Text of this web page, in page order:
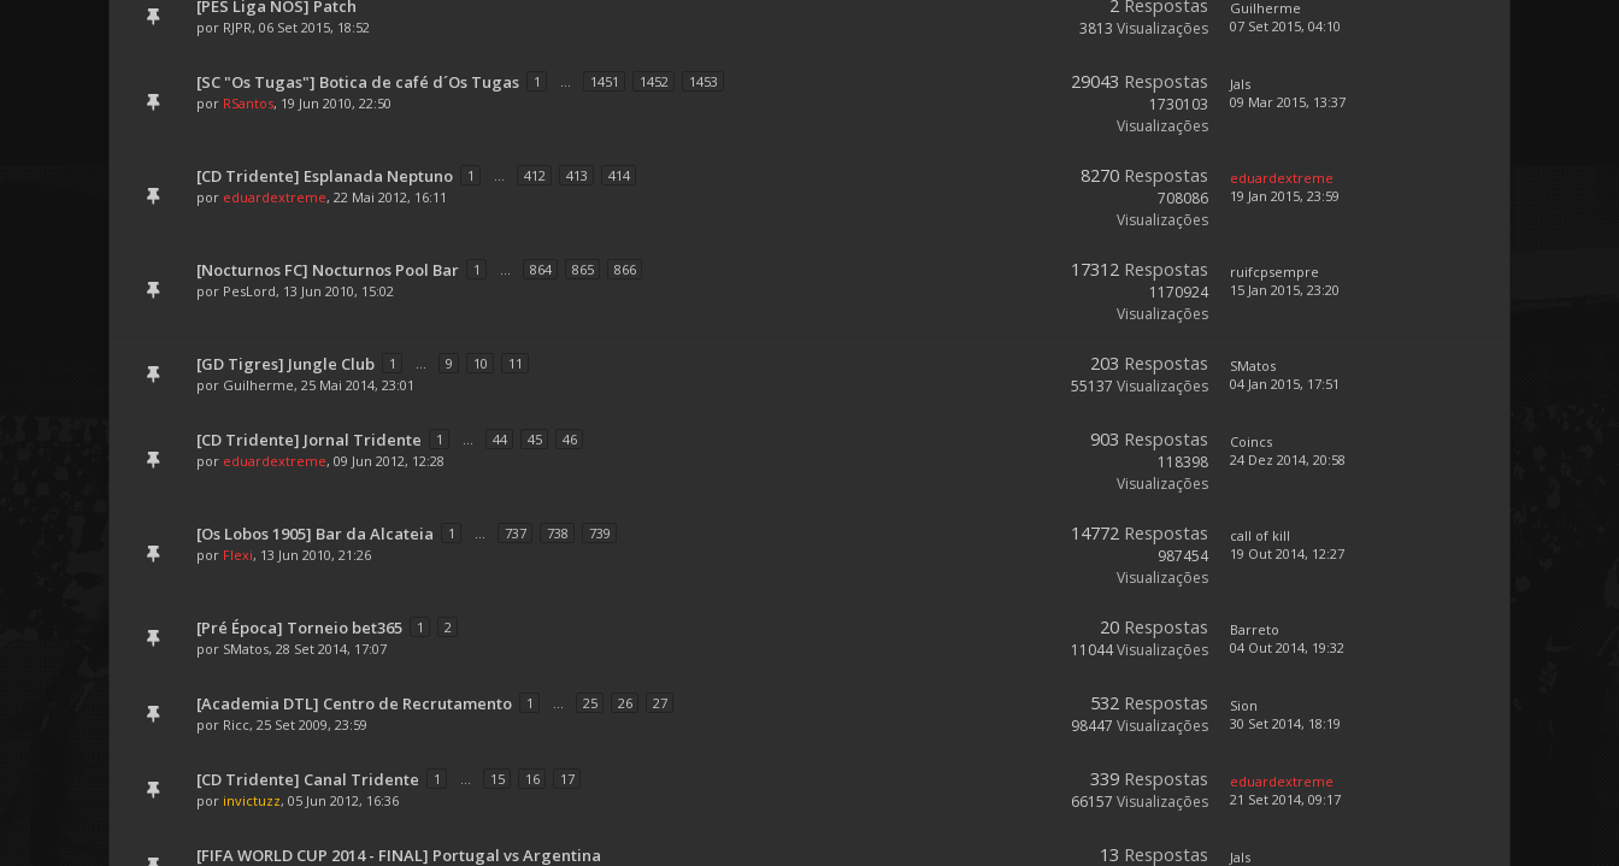
[PES Liga NOS] Patch
por RJPR, 06 Set 2015, 18:52
2 Respostas
3813 Visualizações
Guilherme
07 Set 2015, 04:10
[SC "Os Tugas"] Botica de café d´Os Tugas 1 ... 1451 1452
1453
por RSantos, 19 Jun 2010, 22:50
29043 Respostas
1730103
Visualizações
Jals
09 Mar 2015, 13:37
[CD Tridente] Esplanada Neptuno 1 ... 412 413
414
por eduardextreme, 22 Mai 2012, 16:11
8270 Respostas
708086
Visualizações
eduardextreme
19 Jan 2015, 23:59
[Nocturnos FC] Nocturnos Pool Bar 1 ... 864 865
866
por PesLord, 13 Jun 2010, 15:02
17312 Respostas
1170924
Visualizações
ruifcpsempre
15 Jan 2015, 23:20
[GD Tigres] Jungle Club 1 ... 9 10
11
por Guilherme, 25 Mai 2014, 23:01
203 Respostas
55137 Visualizações
SMatos
04 Jan 2015, 17:51
[CD Tridente] Jornal Tridente 1 ... 44 45
46
por eduardextreme, 09 Jun 2012, 12:28
903 Respostas
118398
Visualizações
Coincs
24 Dez 2014, 20:58
[Os Lobos 1905] Bar da Alcateia 1 ... 737 738
739
por Flexi, 13 Jun 2010, 21:26
14772 Respostas
987454
Visualizações
call of kill
19 Out 2014, 12:27
[Pré Época] Torneio bet365 1
2
por SMatos, 28 Set 2014, 17:07
20 Respostas
11044Visualizações
Barreto
04 Out 2014, 19:32
[Academia DTL] Centro de Recrutamento 1 ... 25 26
27
por Ricc, 25 Set 2009, 23:59
532 Respostas
98447 Visualizações
Sion
30 Set 2014, 18:19
[CD Tridente] Canal Tridente 1 ... 15 16
17
por invictuzz, 05 Jun 2012, 16:36
339 Respostas
66157 Visualizações
eduardextreme
21 Set 2014, 09:17
[FIFA WORLD CUP 2014 - FINAL] Portugal vs Argentina 13 Respostas
Jals